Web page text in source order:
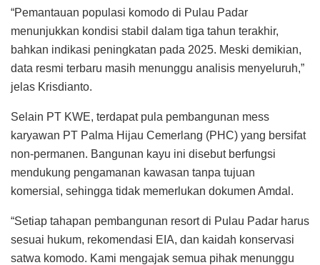
“Pemantauan populasi komodo di Pulau Padar
menunjukkan kondisi stabil dalam tiga tahun terakhir,
bahkan indikasi peningkatan pada 2025. Meski demikian,
data resmi terbaru masih menunggu analisis menyeluruh,”
jelas Krisdianto.
Selain PT KWE, terdapat pula pembangunan mess
karyawan PT Palma Hijau Cemerlang (PHC) yang bersifat
non-permanen. Bangunan kayu ini disebut berfungsi
mendukung pengamanan kawasan tanpa tujuan
komersial, sehingga tidak memerlukan dokumen Amdal.
“Setiap tahapan pembangunan resort di Pulau Padar harus
sesuai hukum, rekomendasi EIA, dan kaidah konservasi
satwa komodo. Kami mengajak semua pihak menunggu